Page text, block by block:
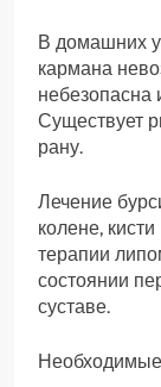
В домашних
кармана
небезопасна
Существует
рану.
Лечение
колене,
терапии
состоянии
суставе.